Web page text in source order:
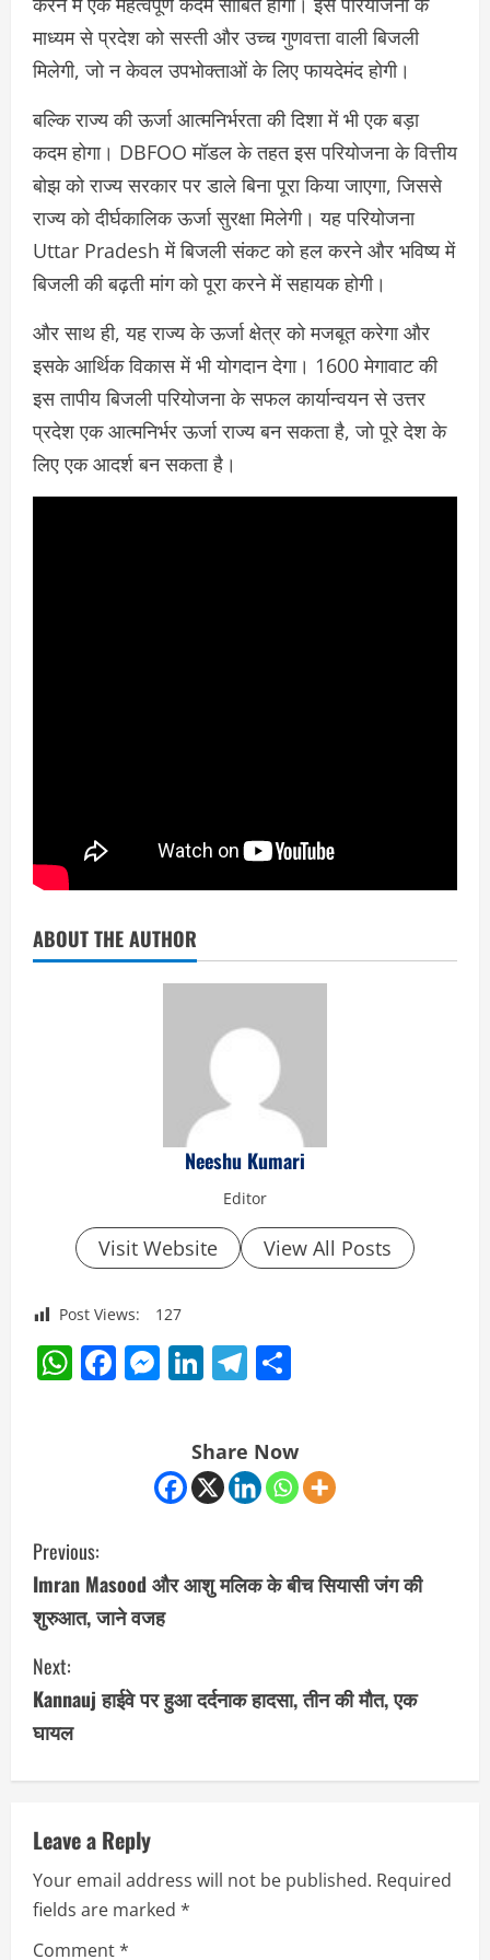
माध्यम से प्रदेश को सस्ती और उच्च गुणवत्ता वाली बिजली
मिलेगी, जो न केवल उपभोक्ताओं के लिए फायदेमंद होगी।
बल्कि राज्य की ऊर्जा आत्मनिर्भरता की दिशा में भी एक बड़ा
कदम होगा। DBFOO मॉडल के तहत इस परियोजना के वित्तीय
बोझ को राज्य सरकार पर डाले बिना पूरा किया जाएगा, जिससे
राज्य को दीर्घकालिक ऊर्जा सुरक्षा मिलेगी। यह परियोजना
Uttar Pradesh में बिजली संकट को हल करने और भविष्य में
बिजली की बढ़ती मांग को पूरा करने में सहायक होगी।
और साथ ही, यह राज्य के ऊर्जा क्षेत्र को मजबूत करेगा और
इसके आर्थिक विकास में भी योगदान देगा। 1600 मेगावाट की
इस तापीय बिजली परियोजना के सफल कार्यान्वयन से उत्तर
प्रदेश एक आत्मनिर्भर ऊर्जा राज्य बन सकता है, जो पूरे देश के
लिए एक आदर्श बन सकता है।
ABOUT THE AUTHOR
Neeshu Kumari
Editor
Visit Website View All Posts
Post Views: 127
WhatsApp
Facebook
Messenger
LinkedIn
Telegram
Share Now
C
o
n
t
i
n
e
R
Previous:
Imran Masood और आशु मलिक के बीच सियासी जंग की
शुरुआत, जाने वजह
Next:
Kannauj हाईवे पर हुआ दर्दनाक हादसा, तीन की मौत, एक
घायल
Leave a Reply
Your email address will not be published. Required
fields are marked *
Comment*